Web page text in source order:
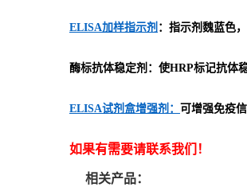
ELISA加样指示剂 ：指示剂魏蓝色
酶标抗体稳定剂：使HRP标记抗体
ELISA试剂盒增强剂： 可增强免疫信
如果有需要请联系我们！
相关产品：